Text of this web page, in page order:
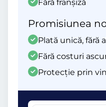
Fără franșiză
Promisiunea
Plată unică, fără
Fără costuri
Protecție prin